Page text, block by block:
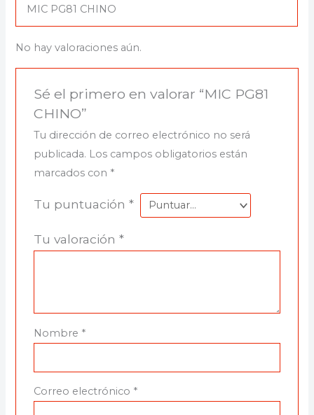
MIC PG81 CHINO
No hay valoraciones aún.
Sé el primero en valorar “MIC PG81
CHINO”
Tu dirección de correo electrónico no será
publicada. Los campos obligatorios están
marcados con *
Tu puntuación *
Tu valoración *
Nombre *
Correo electrónico *